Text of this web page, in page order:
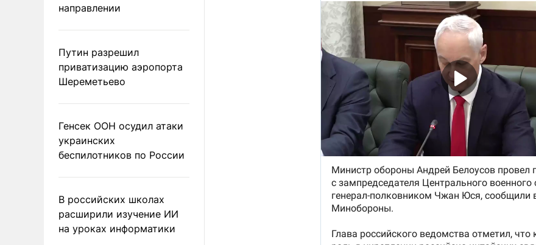
направлении
Путин разрешил
приватизацию аэропорта
Шереметьево
Генсек ООН осудил атаки
украинских
беспилотников по России
В российских школах
расширили изучение ИИ
на уроках информатики